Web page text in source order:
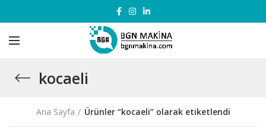
kocaeli
Ana Sayfa Ürünler “kocaeli” olarak etiketlendi